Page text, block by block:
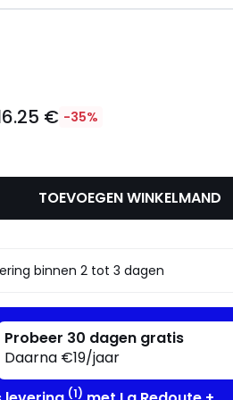
€ -35%
TOEVOEGEN WINKELMAND
binnen 2 tot 3 dagen
Probeer 30 dagen gratis
Daarna €19/jaar
(1)